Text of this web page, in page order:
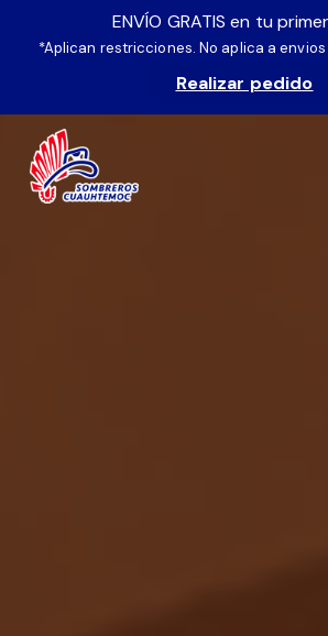
ENVÍO GRATIS en tu
*Aplican restricciones. No aplica a
Realizar pedido